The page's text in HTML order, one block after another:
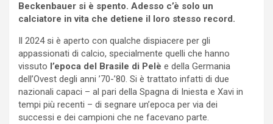
Beckenbauer si è spento. Adesso c’è solo un
calciatore in vita che detiene il loro stesso record.
Il 2024 si è aperto con qualche dispiacere per gli
appassionati di calcio, specialmente quelli che hanno
vissuto l’epoca del Brasile di Pelè e della Germania
dell’Ovest degli anni ’70-’80. Si è trattato infatti di due
nazionali capaci – al pari della Spagna di Iniesta e Xavi in
tempi più recenti – di segnare un’epoca per via dei
successi e dei campioni che ne facevano parte.